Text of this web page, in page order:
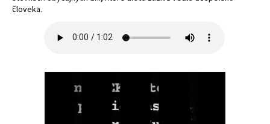
človeka.